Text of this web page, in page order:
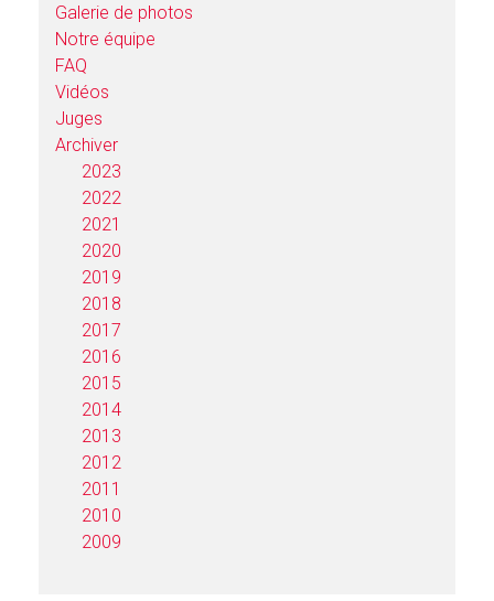
Galerie de photos
Notre équipe
FAQ
Vidéos
Juges
Archiver
2023
2022
2021
2020
2019
2018
2017
2016
2015
2014
2013
2012
2011
2010
2009